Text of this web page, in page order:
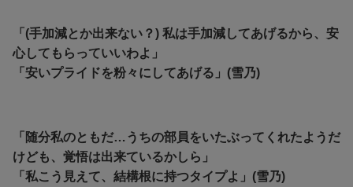
「(手加減とか出来ない？) 私は手加減してあげるから、安
心してもらっていいわよ」
「安いプライドを粉々にしてあげる」(雪乃)
「随分私のともだ…うちの部員をいたぶってくれたようだ
けども、覚悟は出来ているかしら」
「私こう見えて、結構根に持つタイプよ」(雪乃)